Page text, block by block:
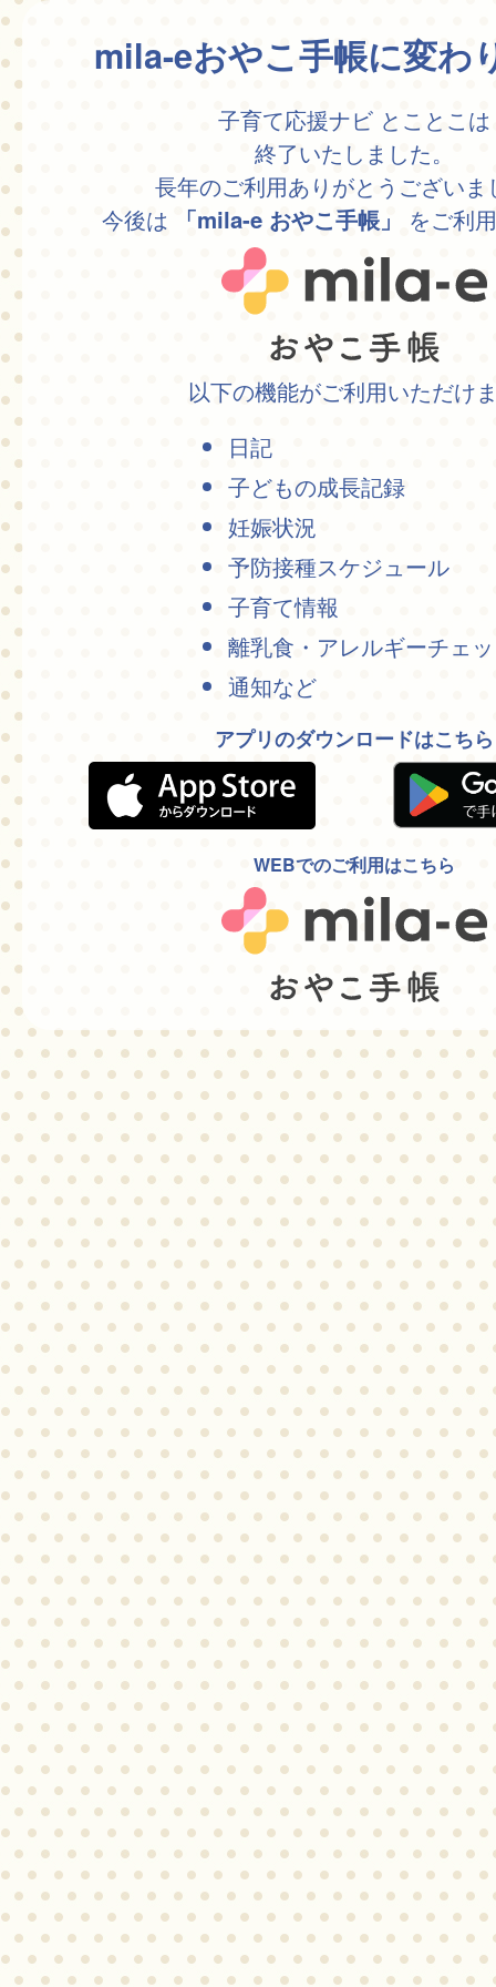
mila-eおやこ手帳に変わ
子育て応援ナビ とことこは
終了いたしました。
長年のご利用ありがとうございま
今後は
「mila-e おやこ手帳」 をご利
以下の機能がご利用いただけ
日記
子どもの成長記録
妊娠状況
予防接種スケジュール
子育て情報
離乳食・アレルギーチェ
通知など
アプリのダウンロードはこちら
WEBでのご利用はこちら